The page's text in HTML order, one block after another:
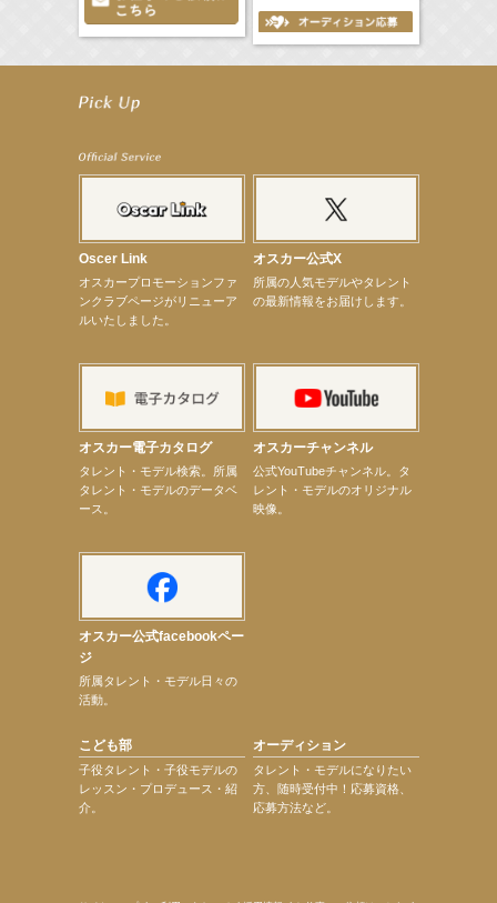
【笛木優子】8月13日（木）ドラマ『大空港〜GATE24〜』ゲスト出演決定！
【elfin’】7thシングル『全世界』がFMたいはくでO.A.決定♪
【elfin’】7thシングル『全世界』がFM-UUでO.A.決定♪
【elfin’】7thシングル『全世界』がFM TANABEでO.A.決定♪
【昆虫ハンター牧田習】8月13日（木）プライムツリー赤池「ふれあい昆虫フェスティバル」トーク
ショーゲスト出演！
【井頭愛海】『小さなお葬式』TV-CM出演！
【定本楓馬】WEB DIGVII 連載企画『東京23時』に登場！
【上戸彩】サントリー「−196」新CM出演！
【elfin’】【小倉舞子】8月9日（日）「MxM’s produce event vol.14」に出演決定！
【elfin’】【辻美優】8月28日（金）「辻美優(elfin’)グレイテスト・ショー」に出演決定！
【elfin’】9月27日（日）「Beauty Voice Theater Reboot Vol.3」開催決定！
Oscer Link
オスカープロモーションファ
ンクラブページがリニューア
ルいたしました。
オスカー公式X
所属の人気モデルやタレント
の最新情報をお届けします。
オスカー電子カタログ
タレント・モデル検索。所属
タレント・モデルのデータベ
ース。
オスカーチャンネル
公式YouTubeチャンネル。タ
レント・モデルのオリジナル
映像。
オスカー公式facebookペー
ジ
所属タレント・モデル日々の
活動。
こども部
子役タレント・子役モデルの
レッスン・プロデュース・紹
介。
オーディション
タレント・モデルになりたい
方、随時受付中！応募資格、
応募方法など。